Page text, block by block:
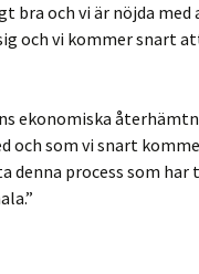
bra och vi är nöjda
och vi kommer snart
ekonomiska
och som vi snart
process som har